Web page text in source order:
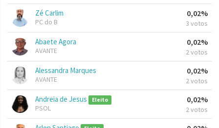
Zé Carlim
PC do B
0,02%
3 votos
Abaete Agora
AVANTE
0,02%
2 votos
Alessandra Marques
AVANTE
0,02%
2 votos
Andreia de Jesus Eleito
PSOL
0,02%
2 votos